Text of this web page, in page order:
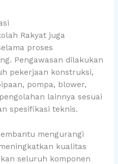
Rakyat juga
proses
Pengawasan dilakukan
pekerjaan konstruksi,
pompa, blower,
lainnya sesuai
spesifikasi teknis.
mengurangi
kualitas
seluruh komponen